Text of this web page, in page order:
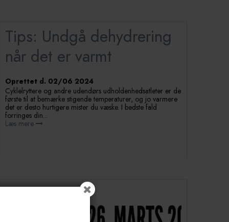
Tips: Undgå dehydrering
når det er varmt
Oprettet d. 02/06 2024
Cyklelryttere og andre udendørs udholdenhedsatleter er de
første til at bemærke stigende temperaturer, og jo varmere
det er desto hurtigere mister du væske. I bedste fald
forringes din...
Læs mere